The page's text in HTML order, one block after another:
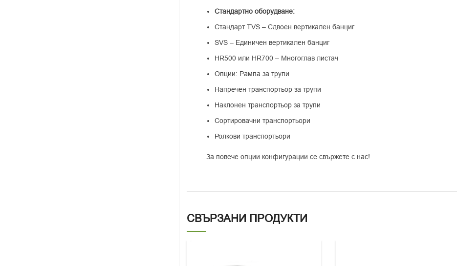
Стандартно оборудване:
Стандарт TVS – Сдвоен вертикален банциг
SVS – Единичен вертикален банциг
HR500 или HR700 – Многоглав листач
Опции: Рампа за трупи
Напречен транспортьор за трупи
Наклонен транспортьор за трупи
Сортировачни транспортьори
Ролкови транспортьори
За повече опции конфигурации се свържете с нас!
СВЪРЗАНИ ПРОДУКТИ